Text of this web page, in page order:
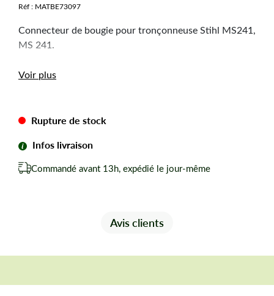
Réf : MATBE73097
Connecteur de bougie pour tronçonneuse Stihl MS241,
MS 241.
Voir plus
Rupture de stock
Infos livraison
Commandé avant 13h, expédié le jour-même
Avis clients